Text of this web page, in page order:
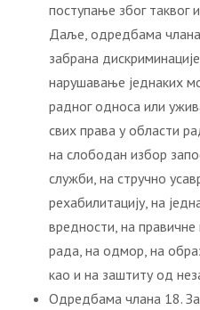
поступање због таквог
Даље, одредбама члана
забрана
нарушавање једнаких
радног односа или
свих права у области
на слободан избор
служби, на стручно
рехабилитацију, на
вредности, на
рада, на одмор, на
као и на заштиту од
Одредбама члана 18.